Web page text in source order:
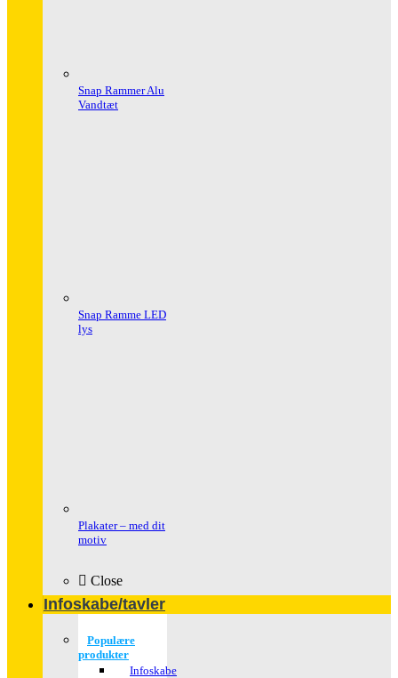
Snap Rammer Alu
Vandtæt
Snap Ramme LED
lys
Plakater – med dit
motiv
Close
Infoskabe/tavler
Populære
produkter
Infoskabe